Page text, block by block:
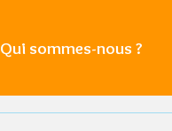
Qui sommes-nous ?